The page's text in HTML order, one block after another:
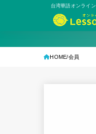
台湾華語オンライ
HOME 会員